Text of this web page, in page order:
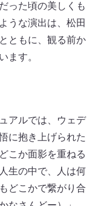
った頃の美しくも
うな演出は、松田
ともに、観る前か
ます。
アルでは、ウェデ
に抱き上げられた
こか面影を重ねる
生の中で、人は何
どこかで繋がり合